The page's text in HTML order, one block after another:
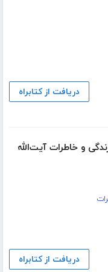
دریافت از کتابراه
و خاطرات آیت‌الله
دریافت از کتابراه